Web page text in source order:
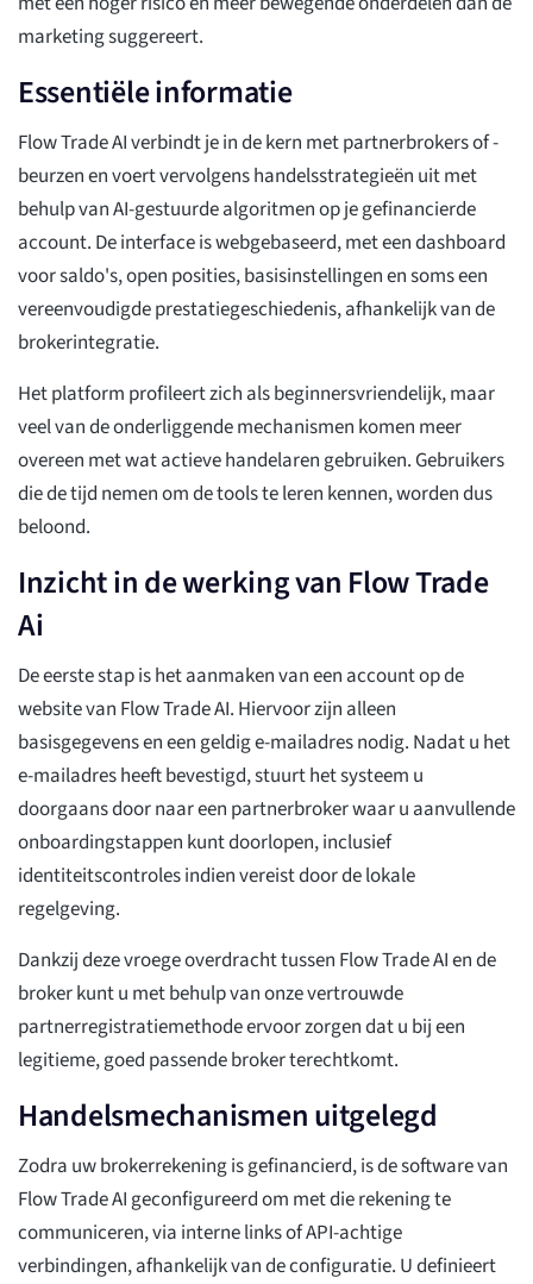
marketing suggereert.
Essentiële informatie
Flow Trade AI verbindt je in de kern met partnerbrokers of -
beurzen en voert vervolgens handelsstrategieën uit met
behulp van AI-gestuurde algoritmen op je gefinancierde
account. De interface is webgebaseerd, met een dashboard
voor saldo's, open posities, basisinstellingen en soms een
vereenvoudigde prestatiegeschiedenis, afhankelijk van de
brokerintegratie.
Het platform profileert zich als beginnersvriendelijk, maar
veel van de onderliggende mechanismen komen meer
overeen met wat actieve handelaren gebruiken. Gebruikers
die de tijd nemen om de tools te leren kennen, worden dus
beloond.
Inzicht in de werking van Flow Trade
Ai
De eerste stap is het aanmaken van een account op de
website van Flow Trade AI. Hiervoor zijn alleen
basisgegevens en een geldig e-mailadres nodig. Nadat u het
e-mailadres heeft bevestigd, stuurt het systeem u
doorgaans door naar een partnerbroker waar u aanvullende
onboardingstappen kunt doorlopen, inclusief
identiteitscontroles indien vereist door de lokale
regelgeving.
Dankzij deze vroege overdracht tussen Flow Trade AI en de
broker kunt u met behulp van onze vertrouwde
partnerregistratiemethode ervoor zorgen dat u bij een
legitieme, goed passende broker terechtkomt.
Handelsmechanismen uitgelegd
Zodra uw brokerrekening is gefinancierd, is de software van
Flow Trade AI geconfigureerd om met die rekening te
communiceren, via interne links of API-achtige
verbindingen, afhankelijk van de configuratie. U definieert